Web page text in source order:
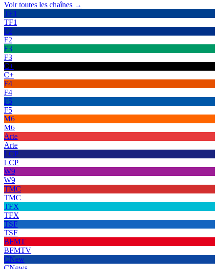
Voir toutes les chaînes →
TF1
TF1
F2
F2
F3
F3
C+
C+
F4
F4
F5
F5
M6
M6
Arte
Arte
LCP
LCP
W9
W9
TMC
TMC
TFX
TFX
TSF
TSF
BFMT
BFMTV
CNew